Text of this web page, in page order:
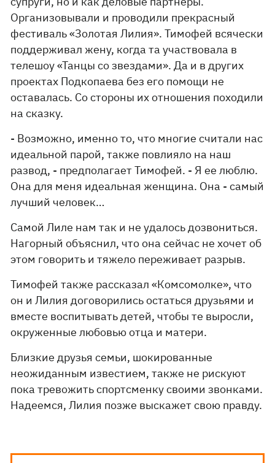
Организовывали и проводили прекрасный
фестиваль «Золотая Лилия». Тимофей всячески
поддерживал жену, когда та участвовала в
телешоу «Танцы со звездами». Да и в других
проектах Подкопаева без его помощи не
оставалась. Со стороны их отношения походили
на сказку.
- Возможно, именно то, что многие считали нас
идеальной парой, также повлияло на наш
развод, - предполагает Тимофей. - Я ее люблю.
Она для меня идеальная женщина. Она - самый
лучший человек…
Самой Лиле нам так и не удалось дозвониться.
Нагорный объяснил, что она сейчас не хочет об
этом говорить и тяжело переживает разрыв.
Тимофей также рассказал «Комсомолке», что
он и Лилия договорились остаться друзьями и
вместе воспитывать детей, чтобы те выросли,
окруженные любовью отца и матери.
Близкие друзья семьи, шокированные
неожиданным известием, также не рискуют
пока тревожить спортсменку своими звонками.
Надеемся, Лилия позже выскажет свою правду.